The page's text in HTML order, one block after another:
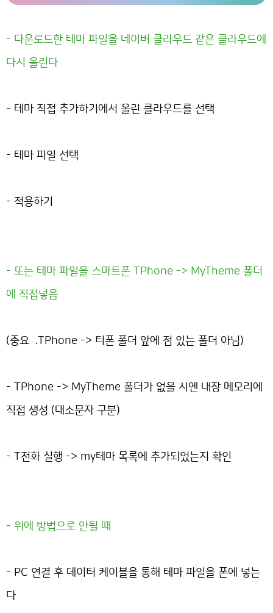
- 다운로드한 테마 파일을 네이버 클라우드 같은 클라우드에
다시 올린다
- 테마 직접 추가하기에서 올린 클라우드를 선택
- 테마 파일 선택
- 적용하기
- 또는 테마 파일을 스마트폰 TPhone -> MyTheme 폴더
에 직접넣음
(중요 .TPhone -> 티폰 폴더 앞에 점 있는 폴더 아님)
- TPhone -> MyTheme 폴더가 없을 시엔 내장 메모리에
직접 생성 (대소문자 구분)
- T전화 실행 -> my테마 목록에 추가되었는지 확인
- 위에 방법으로 안될 때
- PC 연결 후 데이터 케이블을 통해 테마 파일을 폰에 넣는
다